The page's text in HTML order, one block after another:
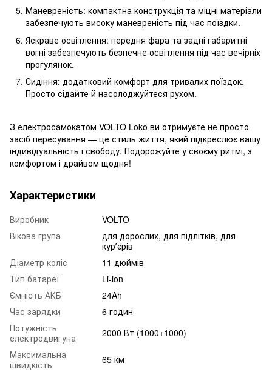
Маневреність: компактна конструкція та міцні матеріали
забезпечують високу маневреність під час поїздки.
Яскраве освітлення: передня фара та задні габаритні
вогні забезпечують безпечне освітлення під час вечірніх
прогулянок.
Сидіння: додатковий комфорт для тривалих поїздок.
Просто сідайте й насолоджуйтеся рухом.
З електросамокатом VOLTO Loko ви отримуєте не просто
засіб пересування — це стиль життя, який підкреслює вашу
індивідуальність і свободу. Подорожуйте у своєму ритмі, з
комфортом і драйвом щодня!
Характеристики
Виробник
VOLTO
Вікова група
для дорослих, для підлітків, для
курʼєрів
Діаметр коліс
11 дюймів
Тип батареї
Li-ion
Ємність АКБ
24Ah
Час зарядки
6 годин
Потужність
електродвигуна
2000 Вт (1000+1000)
Максимальна
швидкість
65 км